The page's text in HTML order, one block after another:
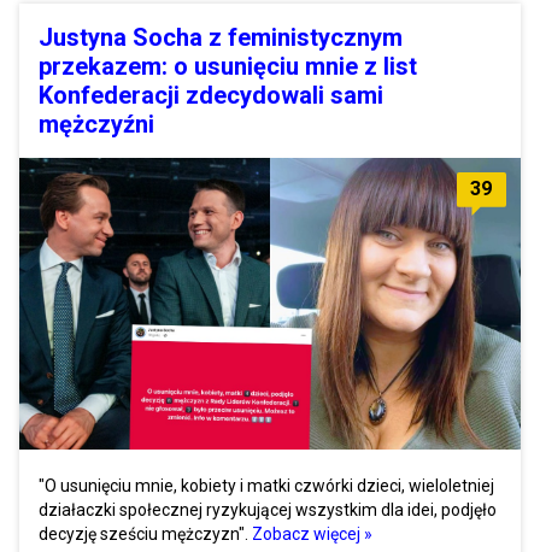
Justyna Socha z feministycznym
przekazem: o usunięciu mnie z list
Konfederacji zdecydowali sami
mężczyźni
39
"O usunięciu mnie, kobiety i matki czwórki dzieci, wieloletniej
działaczki społecznej ryzykującej wszystkim dla idei, podjęło
decyzję sześciu mężczyzn". Zobacz więcej »